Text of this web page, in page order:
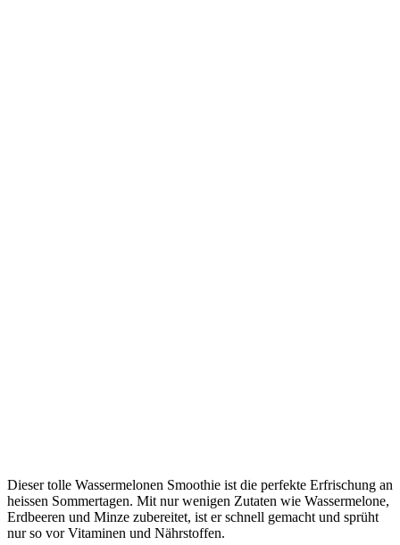
Dieser tolle Wassermelonen Smoothie ist die perfekte Erfrischung an
heissen Sommertagen. Mit nur wenigen Zutaten wie Wassermelone,
Erdbeeren und Minze zubereitet, ist er schnell gemacht und sprüht
nur so vor Vitaminen und Nährstoffen.